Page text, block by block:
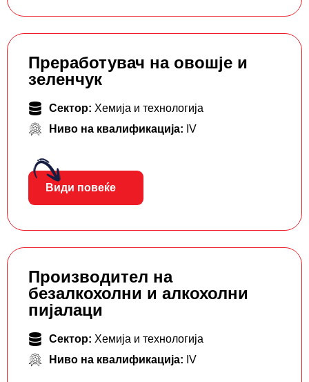
Преработувач на овошје и
зеленчук
Сектор: Хемија и технологија
Ниво на квалификација: IV
Види повеќе
Производител на
безалкохолни и алкохолни
пијалаци
Сектор: Хемија и технологија
Ниво на квалификација: IV